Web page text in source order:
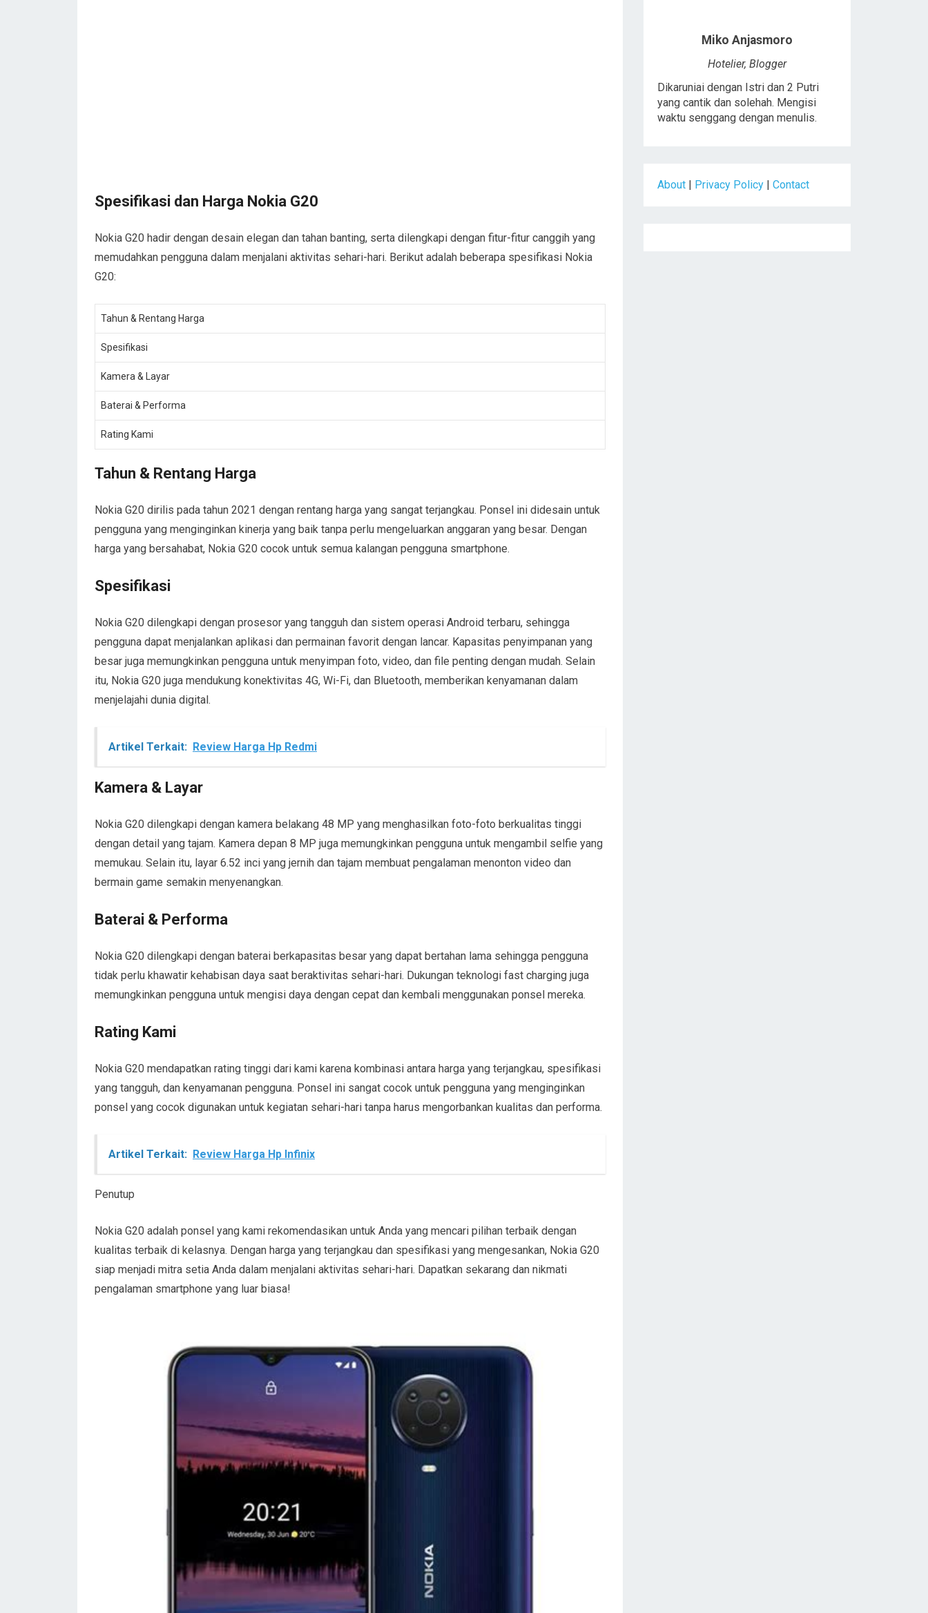
Spesifikasi dan Harga Nokia G20
Nokia G20 hadir dengan desain elegan dan tahan banting, serta dilengkapi dengan fitur-fitur canggih yang
memudahkan pengguna dalam menjalani aktivitas sehari-hari. Berikut adalah beberapa spesifikasi Nokia
G20:
Tahun & Rentang Harga
Spesifikasi
Kamera & Layar
Baterai & Performa
Rating Kami
Tahun & Rentang Harga
Nokia G20 dirilis pada tahun 2021 dengan rentang harga yang sangat terjangkau. Ponsel ini didesain untuk
pengguna yang menginginkan kinerja yang baik tanpa perlu mengeluarkan anggaran yang besar. Dengan
harga yang bersahabat, Nokia G20 cocok untuk semua kalangan pengguna smartphone.
Spesifikasi
Nokia G20 dilengkapi dengan prosesor yang tangguh dan sistem operasi Android terbaru, sehingga
pengguna dapat menjalankan aplikasi dan permainan favorit dengan lancar. Kapasitas penyimpanan yang
besar juga memungkinkan pengguna untuk menyimpan foto, video, dan file penting dengan mudah. Selain
itu, Nokia G20 juga mendukung konektivitas 4G, Wi-Fi, dan Bluetooth, memberikan kenyamanan dalam
menjelajahi dunia digital.
Artikel Terkait: Review Harga Hp Redmi
Kamera & Layar
Nokia G20 dilengkapi dengan kamera belakang 48 MP yang menghasilkan foto-foto berkualitas tinggi
dengan detail yang tajam. Kamera depan 8 MP juga memungkinkan pengguna untuk mengambil selfie yang
memukau. Selain itu, layar 6.52 inci yang jernih dan tajam membuat pengalaman menonton video dan
bermain game semakin menyenangkan.
Baterai & Performa
Nokia G20 dilengkapi dengan baterai berkapasitas besar yang dapat bertahan lama sehingga pengguna
tidak perlu khawatir kehabisan daya saat beraktivitas sehari-hari. Dukungan teknologi fast charging juga
memungkinkan pengguna untuk mengisi daya dengan cepat dan kembali menggunakan ponsel mereka.
Rating Kami
Nokia G20 mendapatkan rating tinggi dari kami karena kombinasi antara harga yang terjangkau, spesifikasi
yang tangguh, dan kenyamanan pengguna. Ponsel ini sangat cocok untuk pengguna yang menginginkan
ponsel yang cocok digunakan untuk kegiatan sehari-hari tanpa harus mengorbankan kualitas dan performa.
Artikel Terkait: Review Harga Hp Infinix
Penutup
Nokia G20 adalah ponsel yang kami rekomendasikan untuk Anda yang mencari pilihan terbaik dengan
kualitas terbaik di kelasnya. Dengan harga yang terjangkau dan spesifikasi yang mengesankan, Nokia G20
siap menjadi mitra setia Anda dalam menjalani aktivitas sehari-hari. Dapatkan sekarang dan nikmati
pengalaman smartphone yang luar biasa!
Miko Anjasmoro
Hotelier, Blogger
Dikaruniai dengan Istri dan 2 Putri
yang cantik dan solehah. Mengisi
waktu senggang dengan menulis.
About Privacy Policy Contact